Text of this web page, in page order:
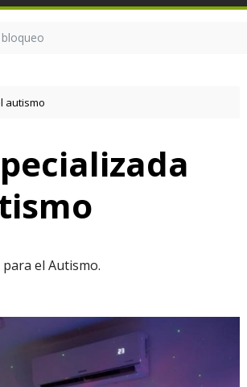
autismo
el Autismo.